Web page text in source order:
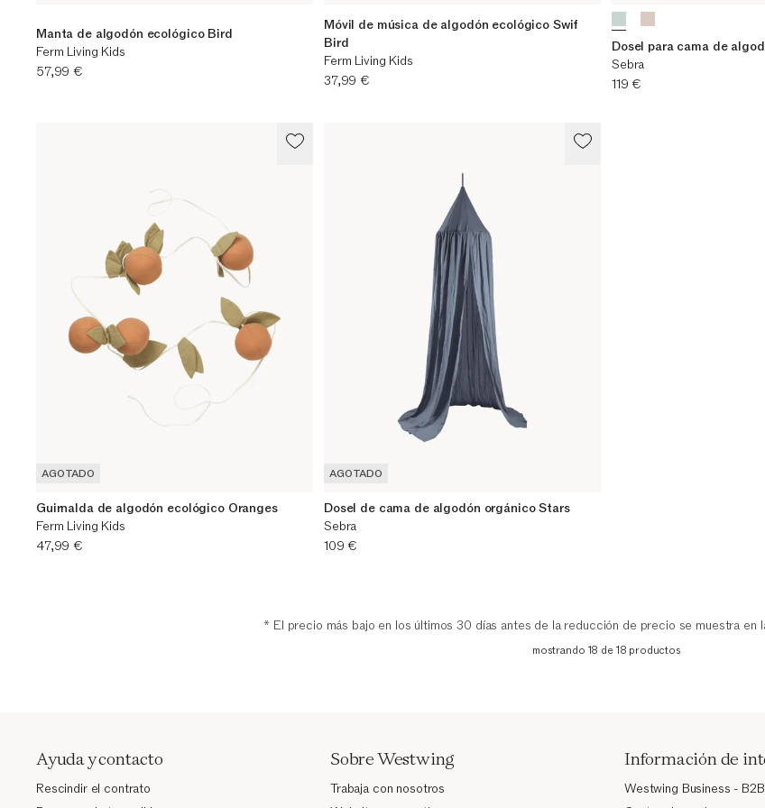
Manta de algodón ecológico Bird
Ferm Living Kids
Precio actual
57,99 €
Móvil de música de algodón ecológico Swif
Bird
Ferm Living Kids
Precio actual
37,99 €
Dosel para cama de
Sebra
Precio actual
119 €
AGOTADO
Guirnalda de algodón ecológico Oranges
Ferm Living Kids
Precio actual
47,99 €
AGOTADO
Dosel de cama de algodón orgánico Stars
Sebra
Precio actual
109 €
* El precio más bajo en los últimos 30 días antes de la reducción de precio se muestra en
mostrando 18 de 18 productos
Ayuda y contacto
Rescindir el contrato
Sobre Westwing
Trabaja con nosotros
Información de
Westwing Business - B2B